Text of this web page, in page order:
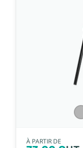
À PARTIR DE